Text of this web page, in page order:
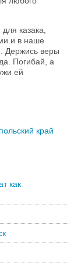
казака,
и в наше
Держись веры
Погибай, а
ей
край
как